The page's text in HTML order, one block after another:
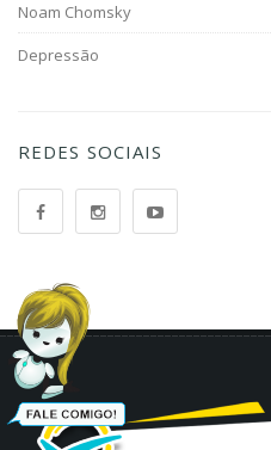
Noam Chomsky
Depressão
REDES SOCIAIS